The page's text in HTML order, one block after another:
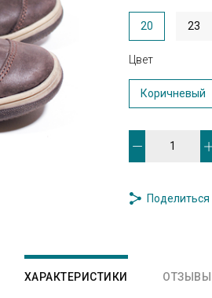
20 23
Цвет
Коричневый
Поделиться
ХАРАКТЕРИСТИКИ ОТЗЫВЫ